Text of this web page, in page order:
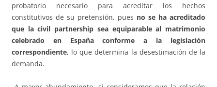
probatorio necesario para acreditar los hechos
constitutivos de su pretensión, pues no se ha acreditado
que la civil partnership sea equiparable al matrimonio
celebrado en España conforme a la legislación
correspondiente, lo que determina la desestimación de la
demanda.